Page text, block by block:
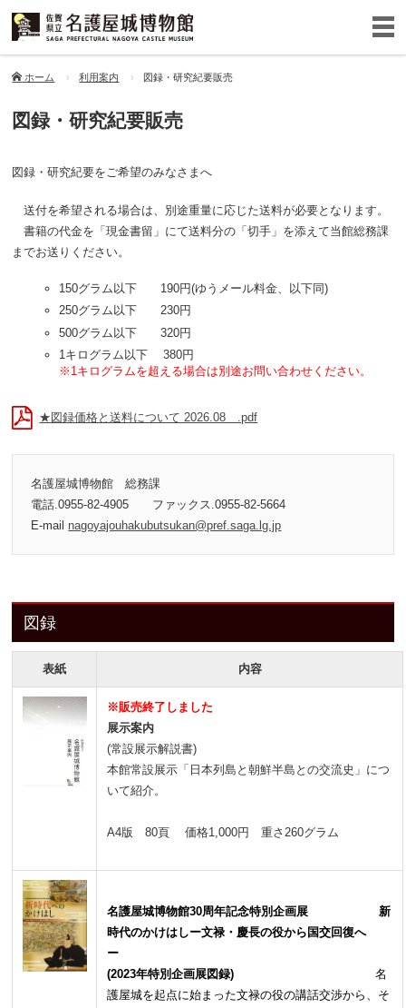
ホーム 利用案内 図録・研究紀要販売
図録・研究紀要販売
図録・研究紀要をご希望のみなさまへ
送付を希望される場合は、別途重量に応じた送料が必要となります。
書籍の代金を「現金書留」にて送料分の「切手」を添えて当館総務課
までお送りください。
150グラム以下 190円(ゆうメール料金、以下同)
250グラム 以下 230円
500グラム 以下 320円
1キロ グラム 以下 380円
※1キログラムを超える場合は別途お問い合わせください。
★図録価格と送料について 2026.08 .pdf
名護屋城博物館 総務課
電話.0955-82-4905 ファックス.0955-82-5664
E-mail nagoyajouhakubutsukan@pref.saga.lg.jp
図録
表紙 内容
※販売終了しました
展示案内
(常設展示解説書)
本館常設展示「日本列島と朝鮮半島との交流史」につ
いて紹介。
A4版 80頁 価格1,000円 重さ 260グラム
名護屋城博物館30周年記念特別企画展 新
時代のかけはしー文禄・慶長の役から国交回復へ
ー
(2023年特別企画展図録) 名
護屋城を起点に始まった文禄の役の講話交渉から、そ